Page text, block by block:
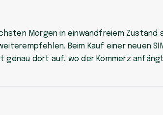
Morgen in einwandfreiem Zustand
Beim Kauf einer neuen
dort auf, wo der Kommerz